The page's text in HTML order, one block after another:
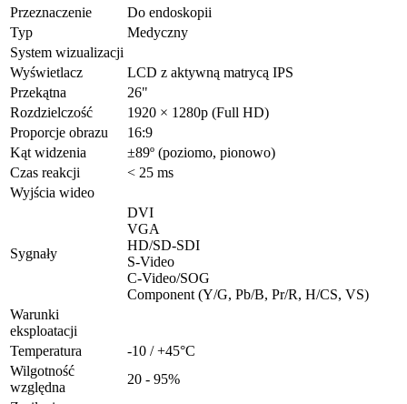
Przeznaczenie
Do endoskopii
Typ
Medyczny
System wizualizacji
Wyświetlacz
LCD z aktywną matrycą IPS
Przekątna
26"
Rozdzielczość
1920 × 1280p (Full HD)
Proporcje obrazu
16:9
Kąt widzenia
±89º (poziomo, pionowo)
Czas reakcji
< 25 ms
Wyjścia wideo
Sygnały
DVI
VGA
HD/SD-SDI
S-Video
C-Video/SOG
Component (Y/G, Pb/B, Pr/R, H/CS, VS)
Warunki
eksploatacji
Temperatura
-10 / +45°C
Wilgotność
względna
20 - 95%